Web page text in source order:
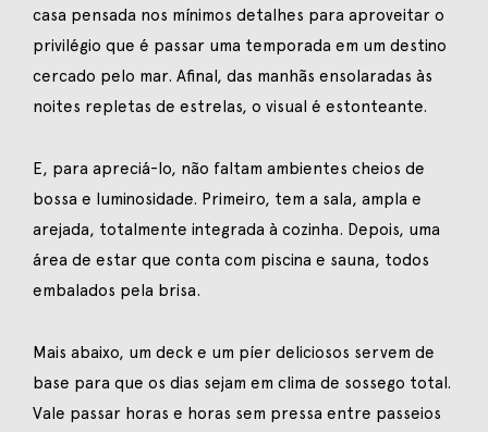
casa pensada nos mínimos detalhes para aproveitar o
privilégio que é passar uma temporada em um destino
cercado pelo mar. Afinal, das manhãs ensolaradas às
noites repletas de estrelas, o visual é estonteante.
E, para apreciá-lo, não faltam ambientes cheios de
bossa e luminosidade. Primeiro, tem a sala, ampla e
arejada, totalmente integrada à cozinha. Depois, uma
área de estar que conta com piscina e sauna, todos
embalados pela brisa.
Mais abaixo, um deck e um píer deliciosos servem de
base para que os dias sejam em clima de sossego total.
Vale passar horas e horas sem pressa entre passeios